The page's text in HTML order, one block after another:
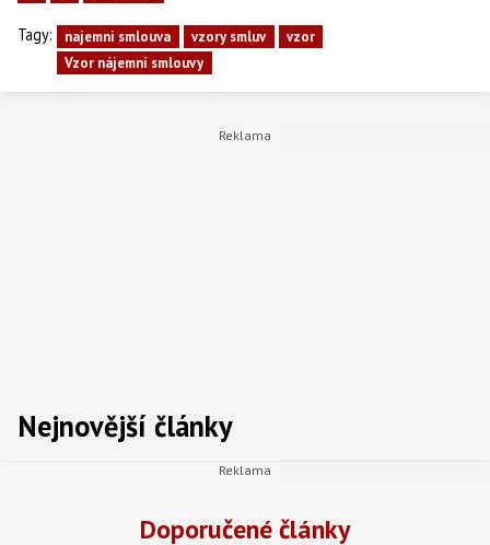
Tagy: najemni smlouva vzory smluv
vzor
Vzor nájemní smlouvy
Nejnovější články
Doporučené články